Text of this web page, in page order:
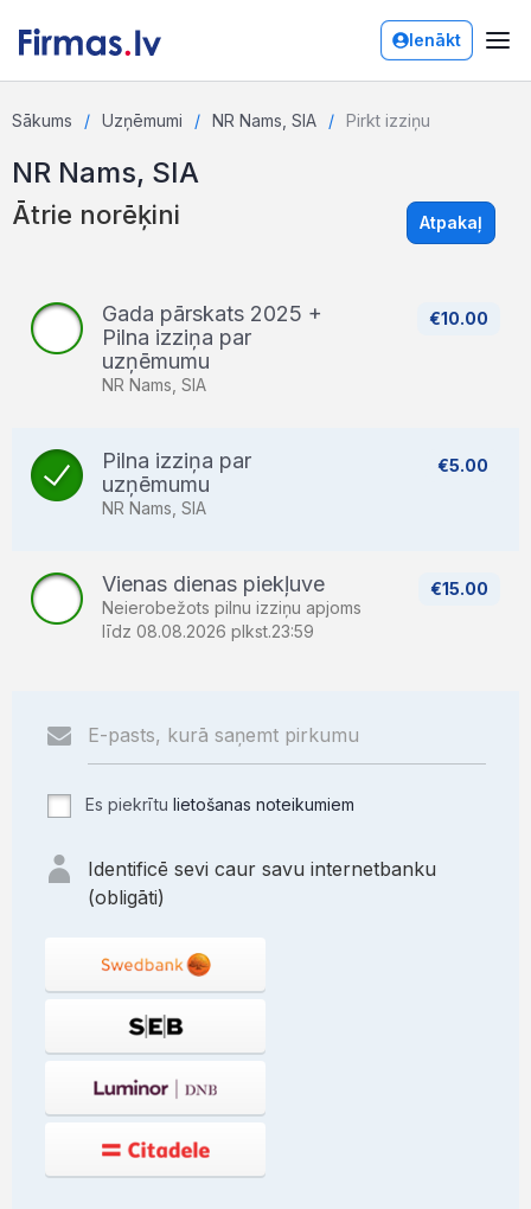
Ienākt
Sākums Uzņēmumi NR Nams, SIA Pirkt izziņu
NR Nams, SIA
Ātrie norēķini Atpakaļ
€10.00
Gada pārskats 2025 +
Pilna izziņa par
uzņēmumu
NR Nams, SIA
€5.00
Pilna izziņa par
uzņēmumu
NR Nams, SIA
€15.00
Vienas dienas piekļuve
Neierobežots pilnu izziņu apjoms
līdz 08.08.2026 plkst.23:59
Es piekrītu lietošanas noteikumiem
Identificē sevi caur savu internetbanku
(obligāti)